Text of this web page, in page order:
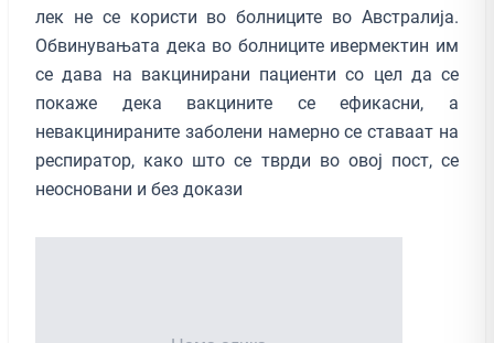
лек не се користи во болниците во Австралија.
Обвинувањата дека во болниците ивермектин им
се дава на вакцинирани пациенти со цел да се
покаже дека вакцините се ефикасни, а
невакцинираните заболени намерно се ставаат на
респиратор, како што се тврди во овој пост, се
неосновани и без докази